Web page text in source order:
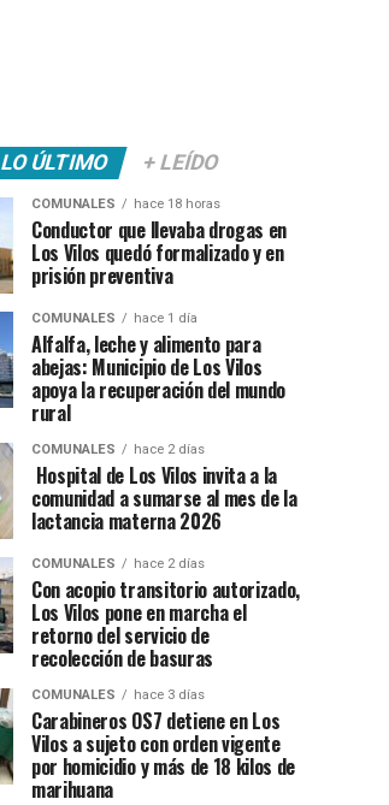
LO ÚLTIMO + LEÍDO
COMUNALES hace 18 horas
Conductor que llevaba drogas en
Los Vilos quedó formalizado y en
prisión preventiva
COMUNALES hace 1 día
Alfalfa, leche y alimento para
abejas: Municipio de Los Vilos
apoya la recuperación del mundo
rural
COMUNALES hace 2 días
Hospital de Los Vilos invita a la
comunidad a sumarse al mes de la
lactancia materna 2026
COMUNALES hace 2 días
Con acopio transitorio autorizado,
Los Vilos pone en marcha el
retorno del servicio de
recolección de basuras
COMUNALES hace 3 días
Carabineros OS7 detiene en Los
Vilos a sujeto con orden vigente
por homicidio y más de 18 kilos de
marihuana